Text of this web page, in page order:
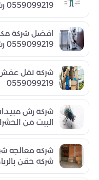
0559099219 رش مبيدات بخميس
افضل شركة
0559099219 رش مبيدات الرياض
شركة نقل
0559099219
البيت من
شركه حقن